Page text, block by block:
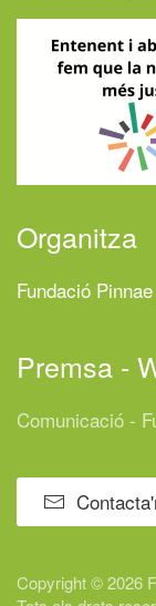
Organitza
Fundació Pinnae
Premsa -
Comunicació -
Copyright © 2026